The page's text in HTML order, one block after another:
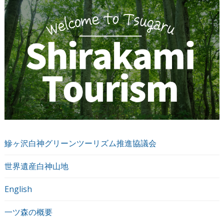
鰺ヶ沢白神グリーンツーリズム推進協議会
世界遺産白神山地
English
一ツ森の概要